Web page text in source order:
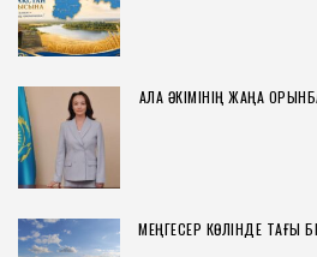
ҚАЛА ӘКІМІНІҢ ЖАҢА
МЕҢГЕСЕР КӨЛІНДЕ ТАҒЫ